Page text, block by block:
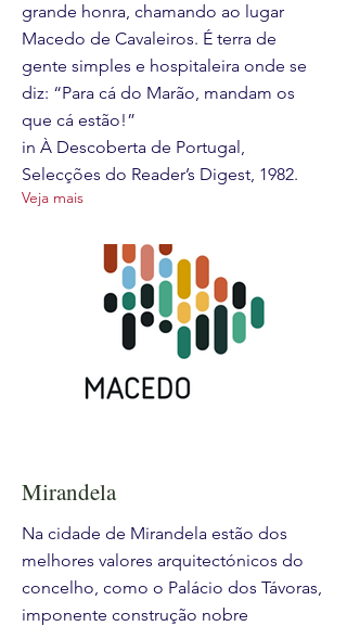
grande honra, chamando ao lugar
Macedo de Cavaleiros. É terra de
gente simples e hospitaleira onde se
diz: “Para cá do Marão, mandam os
que cá estão!”
in À Descoberta de Portugal,
Selecções do Reader’s Digest, 1982.
Veja mais
Mirandela
Na cidade de Mirandela estão dos
melhores valores arquitectónicos do
concelho, como o Palácio dos Távoras,
imponente construção nobre